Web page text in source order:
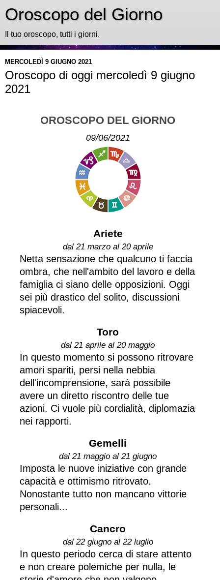
Oroscopo del Giorno
Il tuo oroscopo, tutti i giorni.
MERCOLEDÌ 9 GIUGNO 2021
Oroscopo di oggi mercoledì 9 giugno
2021
OROSCOPO DEL GIORNO
09/06/2021
Ariete
dal 21 marzo al 20 aprile
Netta sensazione che qualcuno ti faccia
ombra, che nell'ambito del lavoro e della
famiglia ci siano delle opposizioni. Oggi
sei più drastico del solito, discussioni
spiacevoli.
Toro
dal 21 aprile al 20 maggio
In questo momento si possono ritrovare
amori spariti, persi nella nebbia
dell'incomprensione, sarà possibile
avere un diretto riscontro delle tue
azioni. Ci vuole più cordialità, diplomazia
nei rapporti.
Gemelli
dal 21 maggio al 21 giugno
Imposta le nuove iniziative con grande
capacità e ottimismo ritrovato.
Nonostante tutto non mancano vittorie
personali...
Cancro
dal 22 giugno al 22 luglio
In questo periodo cerca di stare attento
e non creare polemiche per nulla, le